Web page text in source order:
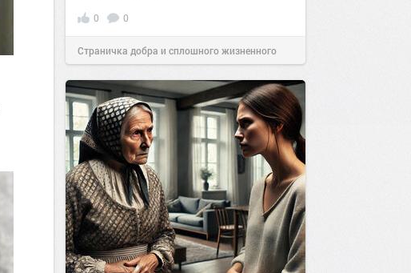
0 0
Страничка добра и сплошного жизненного
позитива!11:2517 окт 2022